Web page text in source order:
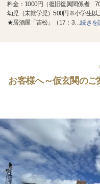
料金：1000円（復旧復興関係者
幼児（未就学児）500円※小学生以
★居酒屋「吉松」（17：3…続きを
お客様へ～仮玄関の